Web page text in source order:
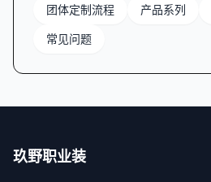
团体定制流程 产品系列
常见问题
玖野职业装